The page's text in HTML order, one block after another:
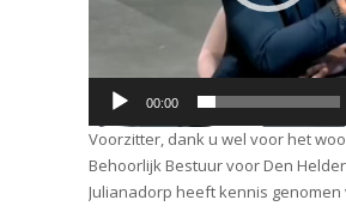
00:00
Voorzitter, dank u wel voor het
Behoorlijk Bestuur voor Den
Julianadorp heeft kennis genomen